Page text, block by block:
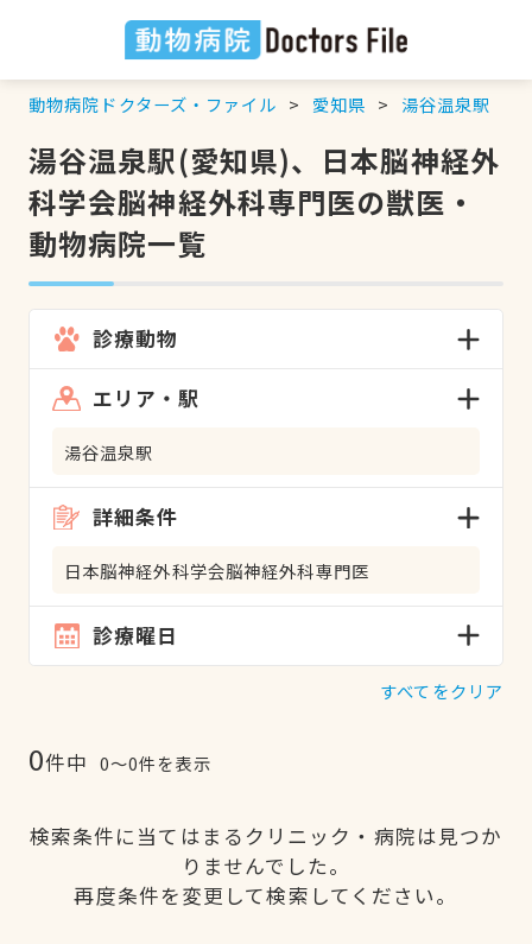
動物病院ドクターズ・ファイル 愛知県 湯谷温泉駅
湯谷温泉駅(愛知県)、日本脳神経外
科学会脳神経外科専門医の獣医・
動物病院一覧
診療動物
エリア・駅
湯谷温泉駅
詳細条件
日本脳神経外科学会脳神経外科専門医
診療曜日
すべてをクリア
0件中 0〜0件を表示
検索条件に当てはまるクリニック・病院は見つか
りませんでした。
再度条件を変更して検索してください。